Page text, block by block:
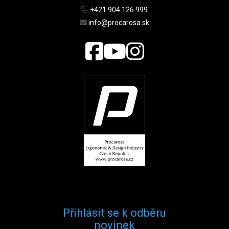
+421 904 126 999
info@procarosa.sk
Přihlásit se k odběru
novinek